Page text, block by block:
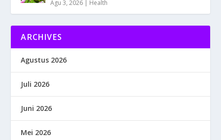
Agu 3, 2026 | Health
ARCHIVES
Agustus 2026
Juli 2026
Juni 2026
Mei 2026